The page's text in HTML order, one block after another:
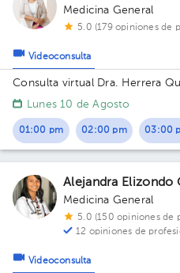
Medicina General
5.0 (179 opiniones de
Videoconsulta
Consulta virtual Dra. Herrera
Lunes 10 de Agosto
01:00 pm 02:00 pm 03:00
Alejandra Elizondo
Medicina General
5.0 (150 opiniones de
12 opiniones de
Videoconsulta